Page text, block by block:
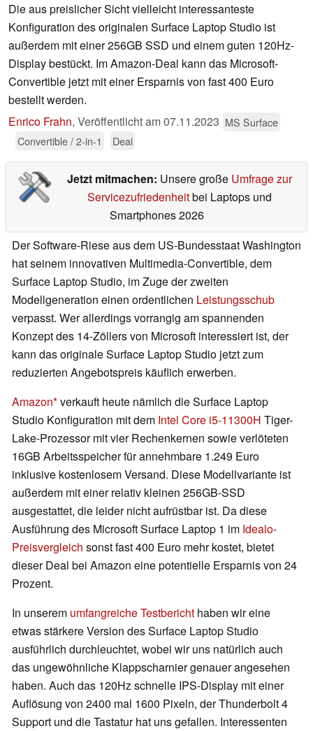
Die aus preislicher Sicht vielleicht interessanteste
Konfiguration des originalen Surface Laptop Studio ist
außerdem mit einer 256GB SSD und einem guten 120Hz-
Display bestückt. Im Amazon-Deal kann das Microsoft-
Convertible jetzt mit einer Ersparnis von fast 400 Euro
bestellt werden.
Enrico Frahn, Veröffentlicht am07.11.2023 MS Surface
Convertible / 2-in-1
Deal
Jetzt mitmachen: Unsere große Umfrage zur
Servicezufriedenheitbei Laptops und
Smartphones 2026
Der Software-Riese aus dem US-Bundesstaat Washington
hat seinem innovativen Multimedia-Convertible, dem
Surface Laptop Studio, im Zuge der zweiten
Modellgeneration einen ordentlichen Leistungsschub
verpasst. Wer allerdings vorrangig am spannenden
Konzept des 14-Zöllers von Microsoft interessiert ist, der
kann das originale Surface Laptop Studio jetzt zum
reduzierten Angebotspreis käuflich erwerben.
Amazon verkauft heute nämlich die Surface Laptop
Studio Konfiguration mit dem Intel Core i5-11300H Tiger-
Lake-Prozessor mit vier Rechenkernen sowie verlöteten
16GB Arbeitsspeicher für annehmbare 1.249 Euro
inklusive kostenlosem Versand. Diese Modellvariante ist
außerdem mit einer relativ kleinen 256GB-SSD
ausgestattet, die leider nicht aufrüstbar ist. Da diese
Ausführung des Microsoft Surface Laptop 1 im Idealo-
Preisvergleich sonst fast 400 Euro mehr kostet, bietet
dieser Deal bei Amazon eine potentielle Ersparnis von 24
Prozent.
In unserem umfangreiche Testbericht haben wir eine
etwas stärkere Version des Surface Laptop Studio
ausführlich durchleuchtet, wobei wir uns natürlich auch
das ungewöhnliche Klappscharnier genauer angesehen
haben. Auch das 120Hz schnelle IPS-Display mit einer
Auflösung von 2400 mal 1600 Pixeln, der Thunderbolt 4
Support und die Tastatur hat uns gefallen. Interessenten